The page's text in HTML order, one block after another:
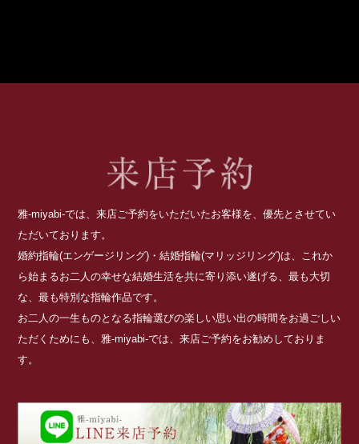
雅-miyabi-では、来店ご予約をいただいたお客様を、優先とさせてい
ただいております。
婚約指輪(エンゲージリング)・結婚指輪(マリッジリング)は、これか
ら始まるお二人の幸せな結婚生活を共に寄り添い遂げる、最も大切
な、最も特別な指輪作品です。
お二人の一生ものとなる指輪選びの楽しい思い出の時間をお過ごしい
ただくためにも、雅-miyabi-では、来店ご予約をお勧めしておりま
す。